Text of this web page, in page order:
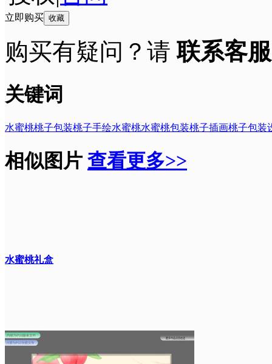
立即购买 收藏
购买有疑问？请联系客服
关键词
水蜜桃桃子包装桃子手绘水蜜桃水蜜桃包装桃子插画桃子包装
相似图片 查看更多>>
水蜜桃礼盒